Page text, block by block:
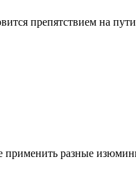
препятствием на
применить разные